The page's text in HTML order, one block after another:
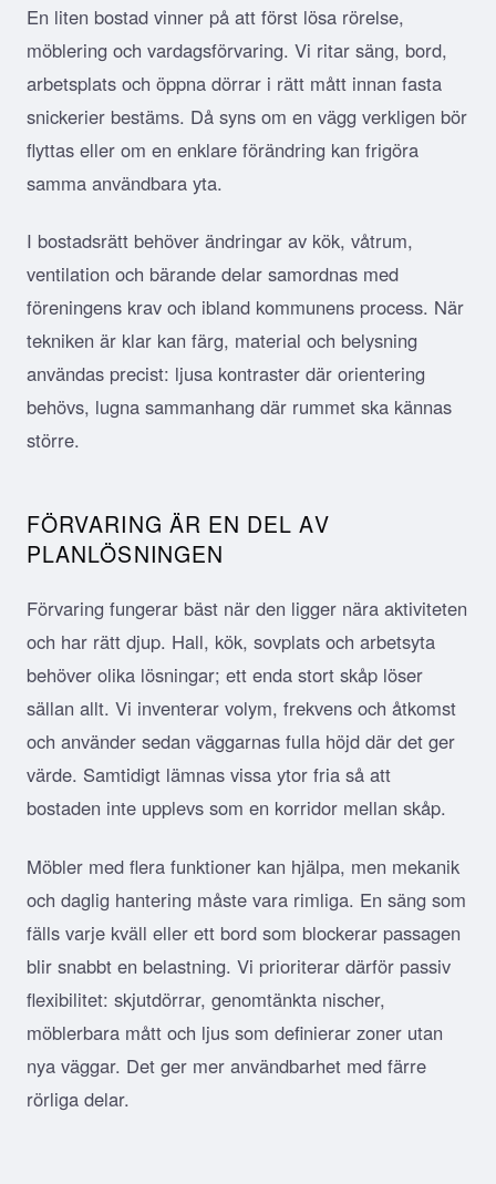
En liten bostad vinner på att först lösa rörelse,
möblering och vardagsförvaring. Vi ritar säng, bord,
arbetsplats och öppna dörrar i rätt mått innan fasta
snickerier bestäms. Då syns om en vägg verkligen bör
flyttas eller om en enklare förändring kan frigöra
samma användbara yta.
I bostadsrätt behöver ändringar av kök, våtrum,
ventilation och bärande delar samordnas med
föreningens krav och ibland kommunens process. När
tekniken är klar kan färg, material och belysning
användas precist: ljusa kontraster där orientering
behövs, lugna sammanhang där rummet ska kännas
större.
FÖRVARING ÄR EN DEL AV
PLANLÖSNINGEN
Förvaring fungerar bäst när den ligger nära aktiviteten
och har rätt djup. Hall, kök, sovplats och arbetsyta
behöver olika lösningar; ett enda stort skåp löser
sällan allt. Vi inventerar volym, frekvens och åtkomst
och använder sedan väggarnas fulla höjd där det ger
värde. Samtidigt lämnas vissa ytor fria så att
bostaden inte upplevs som en korridor mellan skåp.
Möbler med flera funktioner kan hjälpa, men mekanik
och daglig hantering måste vara rimliga. En säng som
fälls varje kväll eller ett bord som blockerar passagen
blir snabbt en belastning. Vi prioriterar därför passiv
flexibilitet: skjutdörrar, genomtänkta nischer,
möblerbara mått och ljus som definierar zoner utan
nya väggar. Det ger mer användbarhet med färre
rörliga delar.